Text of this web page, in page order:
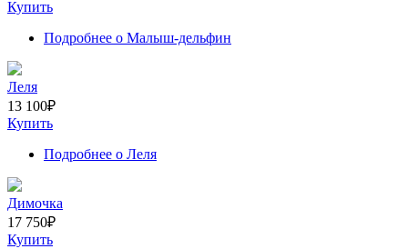
Купить
Подробнее о Малыш-дельфин
Леля
13 100₽
Купить
Подробнее о Леля
Димочка
17 750₽
Купить